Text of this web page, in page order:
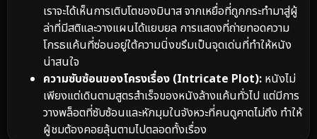
เราจะได้เห็นการเติบโตของมินาส จากเหยื่อที่ถูกกระทำมาสู่ผู้
ล่าที่มีสติและวางแผนได้แยบยล การแสดงที่ถ่ายทอดความ
โกรธแค้นที่ซ่อนอยู่ใต้ความนิ่งขรึมเป็นจุดเด่นที่ทำให้หนัง
น่าสนใจ
ความซับซ้อนของโครงเรื่อง (Intricate Plot): หนังไม่
เพียงแต่เดินตามสูตรสำเร็จของหนังล้างแค้นทั่วไป แต่มีการ
วางพล็อตที่ซับซ้อนและหักมุมในจังหวะที่คนดูคาดไม่ถึง ทำให้
ผู้ชมต้องคอยลุ้นตามไปตลอดทั้งเรื่อง